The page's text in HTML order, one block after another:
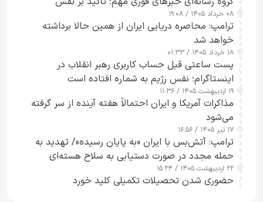
رسانه‌های هوشمند و مسئول در ارتقای آگاهی عمومی
۰۸ خرداد ۱۴۰۵ / ۱۹:۰۸
ترامپ: محاصره دریایی ایران از همین حالا برداشته
خواهد شد
۱۸ خرداد ۱۴۰۵ / ۰۱:۳۳
پست ساعتی قبل حساب کاربری رهبر انقلاب در
اینستاگرام؛ نفس رژیم به شماره افتاده است​
۱۹ اردیبهشت ۱۴۰۵ / ۱۱:۳۶
مذاکرات آمریکا و ایران احتمالاً هفته آینده از سر گرفته
می‌شود
۱۷ تیر ۱۴۰۵ / ۱۶:۵۶
ترامپ: آتش‌بس با ایران «به پایان رسیده»/ تهدید به
حمله مجدد در صورت دستیابی به سلاح هسته‌ای
۲۲ اردیبهشت ۱۴۰۵ / ۱۵:۲۴
حضوری شدن تحصیلات تکمیلی کلید خورد